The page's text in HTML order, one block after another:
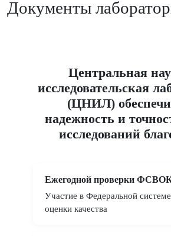
Документы
Центральная
исследовательская
(ЦНИЛ)
надежность и
исследований
Ежегодной проверки
Участие в Федеральной
оценки качества